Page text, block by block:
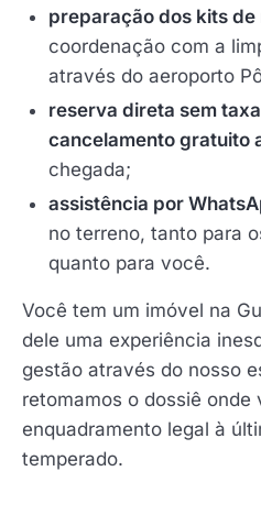
preparação dos kits
coordenação com a
através do aeroporto
reserva direta sem
cancelamento gratuito
chegada;
assistência por
no terreno, tanto para
quanto para você.
Você tem um imóvel na
dele uma experiência
gestão através do nosso
retomamos o dossiê onde
enquadramento legal à
temperado.